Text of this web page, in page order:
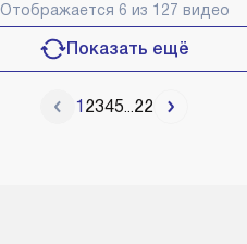
Отображается 6 из 127 видео
Показать ещё
1 2345...22